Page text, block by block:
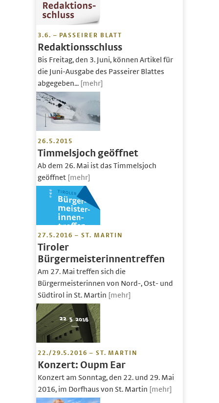
3.6. – PASSEIRER BLATT
Redaktionsschluss
Bis Freitag, den 3. Juni, können Artikel für
die Juni-Ausgabe des Passeirer Blattes
abgegeben... [mehr]
26.5.2015
Timmelsjoch geöffnet
Ab dem 26. Mai ist das Timmelsjoch
geöffnet [mehr]
27.5.2016 – ST. MARTIN
Tiroler
Bürgermeisterinnentreffen
Am 27. Mai treffen sich die
Bürgermeisterinnen von Nord-, Ost- und
Südtirol in St. Martin [mehr]
22./29.5.2016 – ST. MARTIN
Konzert: Oupm Ear
Konzert am Sonntag, den 22. und 29. Mai
2016, im Dorfhaus von St. Martin [mehr]